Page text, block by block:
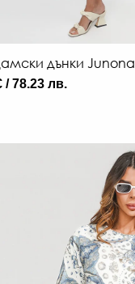
дънки Junona
/ 78.23 лв.